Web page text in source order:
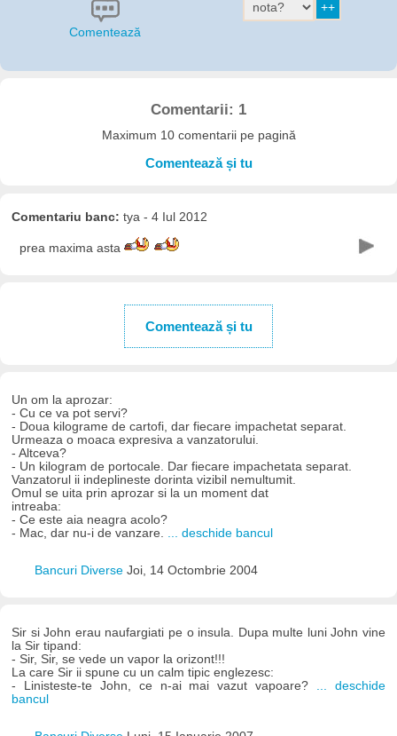
Comentează
Comentarii: 1
Maximum 10 comentarii pe pagină
Comentează și tu
Comentariu banc: tya - 4 Iul 2012
prea maxima asta
Comentează și tu
Un om la aprozar:
- Cu ce va pot servi?
- Doua kilograme de cartofi, dar fiecare impachetat separat.
Urmeaza o moaca expresiva a vanzatorului.
- Altceva?
- Un kilogram de portocale. Dar fiecare impachetata separat.
Vanzatorul ii indeplineste dorinta vizibil nemultumit.
Omul se uita prin aprozar si la un moment dat
intreaba:
- Ce este aia neagra acolo?
- Mac, dar nu-i de vanzare. ... deschide bancul
Bancuri Diverse Joi, 14 Octombrie 2004
Sir si John erau naufargiati pe o insula. Dupa multe luni John vine
la Sir tipand:
- Sir, Sir, se vede un vapor la orizont!!!
La care Sir ii spune cu un calm tipic englezesc:
- Linisteste-te John, ce n-ai mai vazut vapoare?
... deschide
bancul